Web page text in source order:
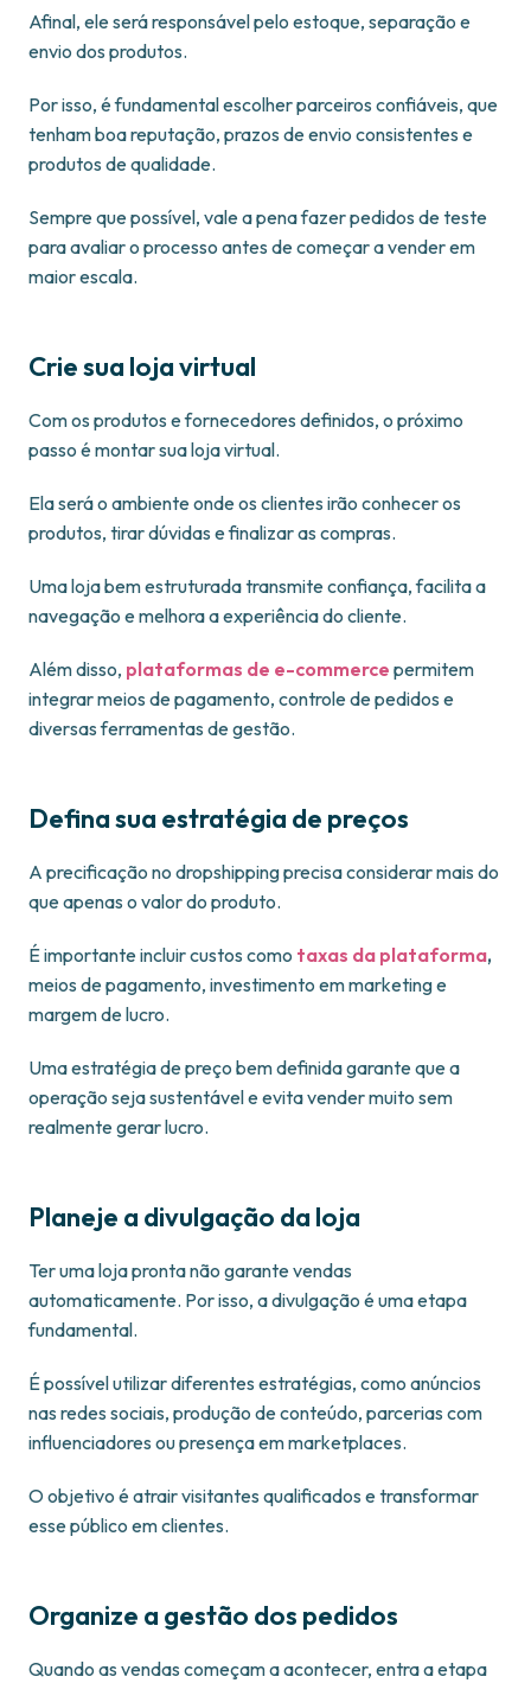
Afinal, ele será responsável pelo estoque, separação e
envio dos produtos.
Por isso, é fundamental escolher parceiros confiáveis, que
tenham boa reputação, prazos de envio consistentes e
produtos de qualidade.
Sempre que possível, vale a pena fazer pedidos de teste
para avaliar o processo antes de começar a vender em
maior escala.
Crie sua loja virtual
Com os produtos e fornecedores definidos, o próximo
passo é montar sua loja virtual.
Ela será o ambiente onde os clientes irão conhecer os
produtos, tirar dúvidas e finalizar as compras.
Uma loja bem estruturada transmite confiança, facilita a
navegação e melhora a experiência do cliente.
Além disso, plataformas de e-commerce permitem
integrar meios de pagamento, controle de pedidos e
diversas ferramentas de gestão.
Defina sua estratégia de preços
A precificação no dropshipping precisa considerar mais do
que apenas o valor do produto.
É importante incluir custos como taxas da plataforma,
meios de pagamento, investimento em marketing e
margem de lucro.
Uma estratégia de preço bem definida garante que a
operação seja sustentável e evita vender muito sem
realmente gerar lucro.
Planeje a divulgação da loja
Ter uma loja pronta não garante vendas
automaticamente. Por isso, a divulgação é uma etapa
fundamental.
É possível utilizar diferentes estratégias, como anúncios
nas redes sociais, produção de conteúdo, parcerias com
influenciadores ou presença em marketplaces.
O objetivo é atrair visitantes qualificados e transformar
esse público em clientes.
Organize a gestão dos pedidos
Quando as vendas começam a acontecer, entra a etapa